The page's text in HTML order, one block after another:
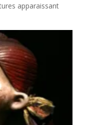
apparaissant